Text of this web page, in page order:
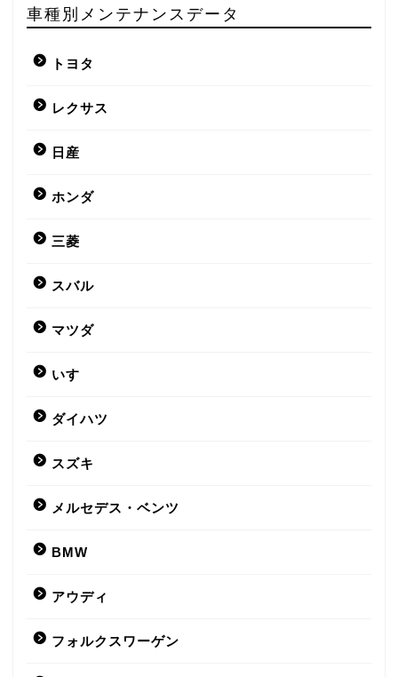
車種別メンテナンスデータ
トヨタ
レクサス
日産
ホンダ
三菱
スバル
マツダ
いすゞ
ダイハツ
スズキ
メルセデス・ベンツ
BMW
アウディ
フォルクスワーゲン